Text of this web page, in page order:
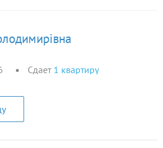
Сдает 1 квартиру